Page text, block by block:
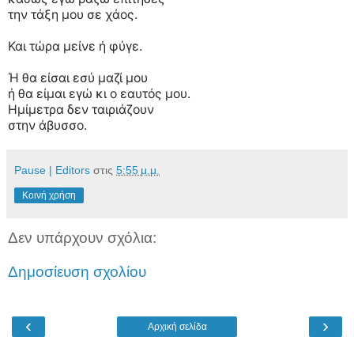
την τάξη μου σε χάος.
Και τώρα μείνε ή φύγε.
Ή θα είσαι εσύ μαζί μου
ή θα είμαι εγώ κι ο εαυτός μου.
Ημίμετρα δεν ταιριάζουν
στην άβυσσο.
Pause | Editors στις 5:55 μ.μ.
Κοινή χρήση
Δεν υπάρχουν σχόλια:
Δημοσίευση σχολίου
‹ ›
Αρχική σελίδα